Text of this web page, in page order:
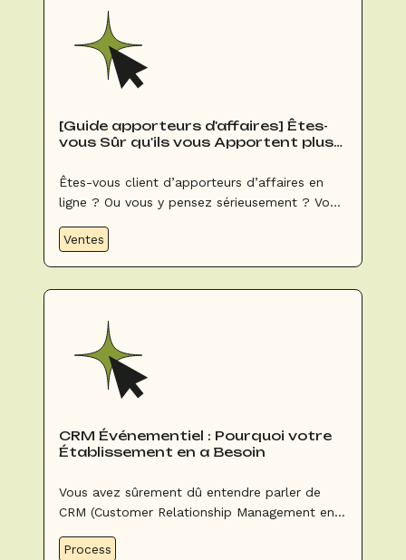
[Guide apporteurs d'affaires] Êtes-
vous Sûr qu'ils vous Apportent plus
Êtes-vous client d’apporteurs d’affaires en
ligne ? Ou vous y pensez sérieusement ? Vous
grande attention !
Ventes
CRM Événementiel : Pourquoi votre
Établissement en a Besoin
Vous avez sûrement dû entendre parler de
CRM (Customer Relationship Management en
Client (GRC) en français. Mais concrètement, à
Process